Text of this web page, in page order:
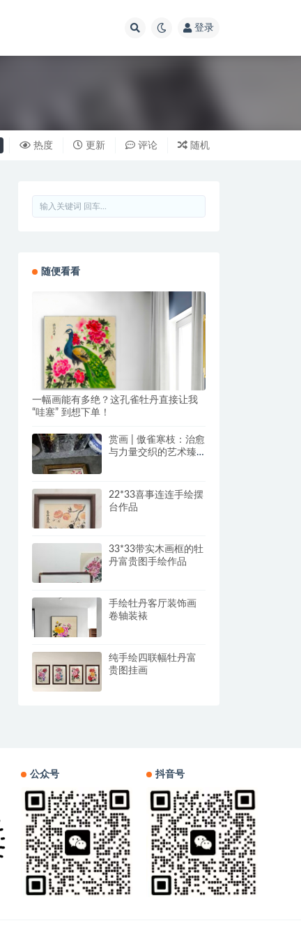
登录
热度 更新 评论 随机
随便看看
一幅画能有多绝？这孔雀牡丹直接让我
“哇塞” 到想下单！
赏画 | 傲雀寒枝：治愈
与力量交织的艺术臻
22*33喜事连连手绘摆
台作品
33*33带实木画框的牡
丹富贵图手绘作品
手绘牡丹客厅装饰画
卷轴装裱
纯手绘四联幅牡丹富
贵图挂画
公众号 抖音号